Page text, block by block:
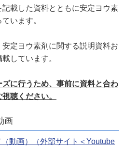
載した資料とともに安定ヨウ素
います。
定ヨウ素剤に関する説明資料お
しています。
ズに行うため、事前に資料と合わ
聴ください。
画
（動画）（外部サイト＜Youtube